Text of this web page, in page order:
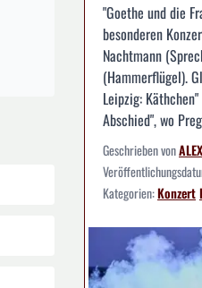
"Goethe und die
besonderen
Nachtmann
(Hammerflügel).
Leipzig:
Abschied", wo
Geschrieben von
Kategorien:Konzert